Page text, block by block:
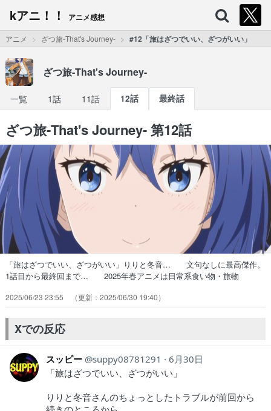
kアニ！！ アニメ感想
アニメ ざつ旅-That's Journey- #12「旅はざつでいい、ざつがいい」
ざつ旅-That's Journey-
一覧 1話 11話 12話 最終話
ざつ旅-That's Journey- 第12話
「旅はざつでいい、ざつがいい」りりと冬音… 文句なしに最高傑作。
1話目から最終回まで… 2025年春アニメは日常系食い物・旅物
旅の続きですが、トラブルまで… ケンカとか言って惚気ただけじゃね
よかったぁー！旅がしたくなるアニメ… まーーーた漫画内輪ネタはお
いておくとして… 原作では長門峡が描かれているみたいなので…
2025/06/23 23:55 2025/06/30 19:40
Xでの反応
スッピー suppy08781291
6月30日
「旅はざつでいい、ざつがいい」
りりと冬音さんのちょっとしたトラブルが前回から